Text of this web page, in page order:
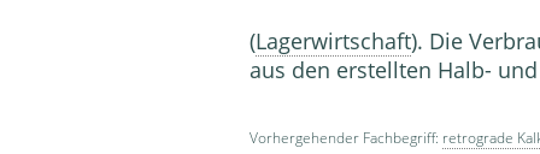
(Lagerwirtschaft). Die
aus den erstellten Halb-
Vorhergehender Fachbegriff: retrograde